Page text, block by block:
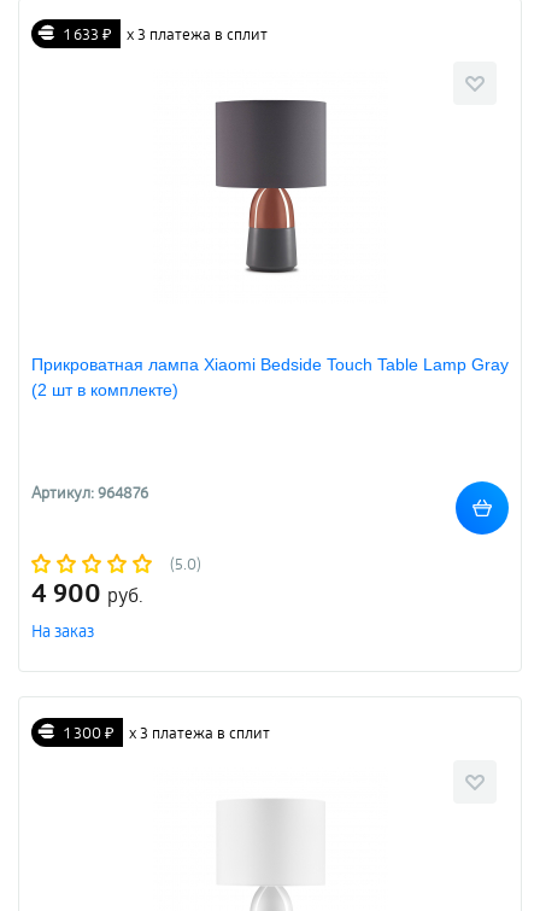
1 633 ₽ х 3 платежа в сплит
Прикроватная лампа Xiaomi Bedside Touch Table Lamp Gray
(2 шт в комплекте)
Артикул: 964876
(5.0)
4 900 руб.
На заказ
1 300 ₽ х 3 платежа в сплит